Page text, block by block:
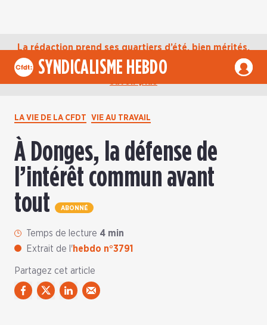
La rédaction prend ses quartiers d’été, bien mérités,
jusqu’au mardi 1er septembre. D’ici là, retrouvez
l’actualité de la CFDT sur notre compte Bluesky. En
SYNDICALISME HEBDO
LA VIE DE LA CFDT VIE AU TRAVAIL
À Donges, la défense de
l’intérêt commun avant
tout
ABONNÉ
Temps de lecture 4 min
Extrait de l'hebdo n°3791
Partagez cet article